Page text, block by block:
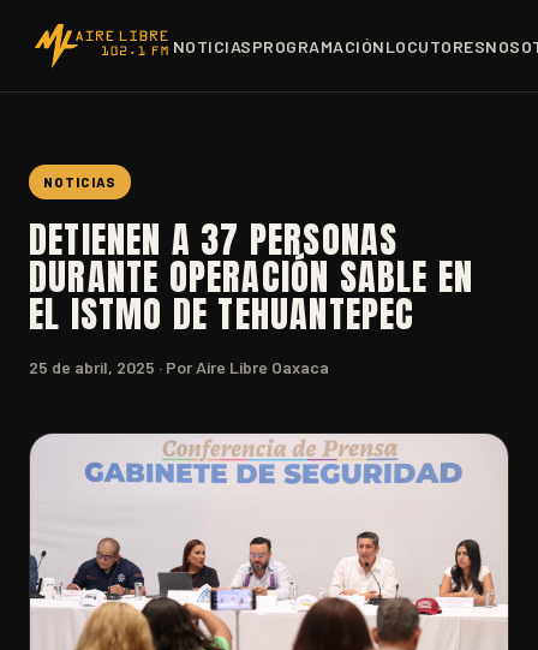
NOTICIASPROGRAMACIÓNLOCUTORES
NOTICIAS
DETIENEN A 37 PERSONAS
DURANTE OPERACIÓN SABLE EN
EL ISTMO DE TEHUANTEPEC
25 de abril, 2025 · Por Aire Libre Oaxaca